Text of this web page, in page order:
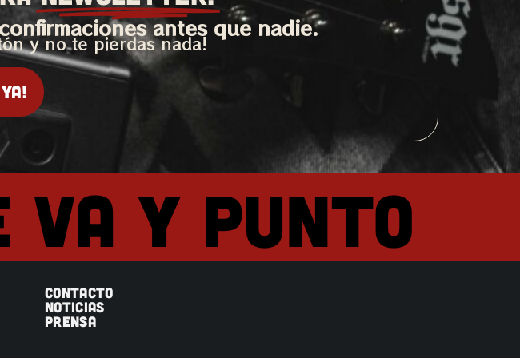
antes que nadie.
y no te pierdas nada!
va y punto
CONTACTO
NOTICIAS
PRENSA